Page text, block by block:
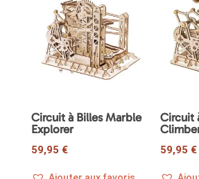
Circuit à Billes Marble
Explorer
59,95 €
Circuit
59,95 €